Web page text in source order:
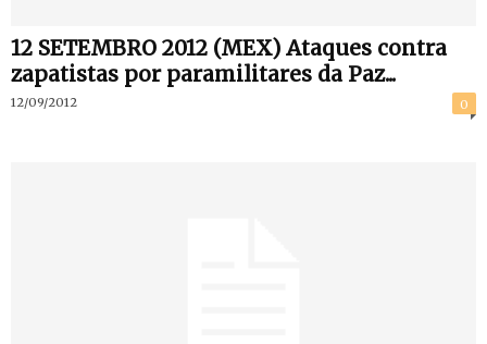
12 SETEMBRO 2012 (MEX) Ataques contra
zapatistas por paramilitares da Paz...
12/09/2012 0